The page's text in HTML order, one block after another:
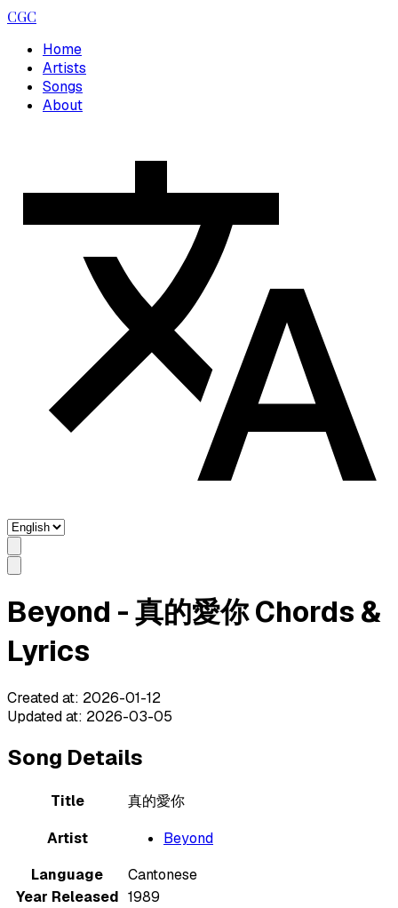
CGC
Home
Artists
Songs
About
Beyond - 真的愛你 Chords &
Lyrics
Created at: 2026-01-12
Updated at: 2026-03-05
Song Details
Title
真的愛你
Artist
Beyond
Language
Cantonese
Year Released 1989